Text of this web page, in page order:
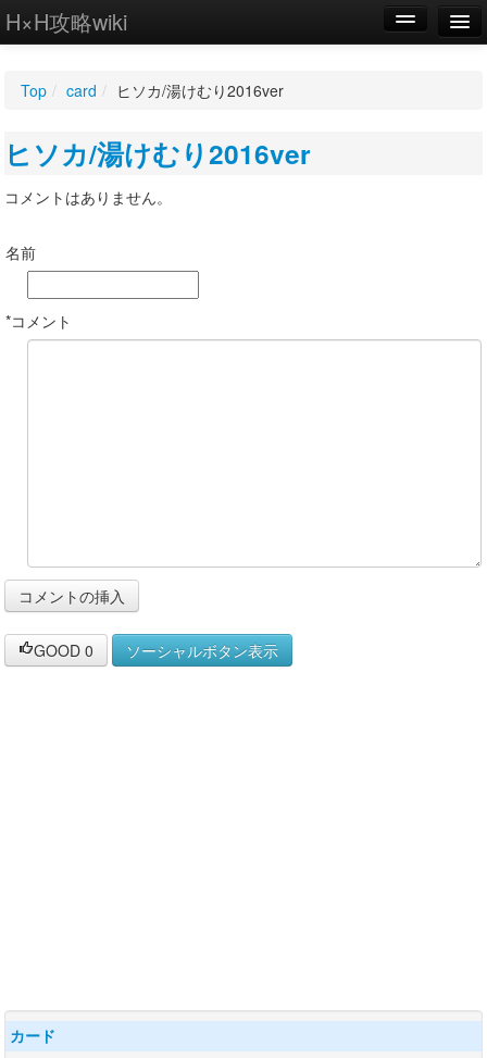
H×H攻略wiki
WIKI
設定
Top / card / ヒソカ/湯けむり2016ver
ヒソカ/湯けむり2016ver
コメントはありません。
名前
*コメント
GOOD 0 ソーシャルボタン表示
カード